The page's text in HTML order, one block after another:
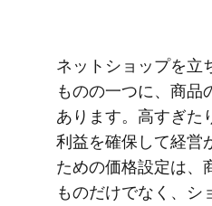
ネットショップを​立
ものの​一つに、​商品
あります。​高すぎた
利益を​確保して​経営
ための​価格設定は、​
ものだけでなく、​シ